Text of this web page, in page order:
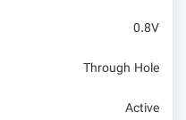
0.8V
Through Hole
Active